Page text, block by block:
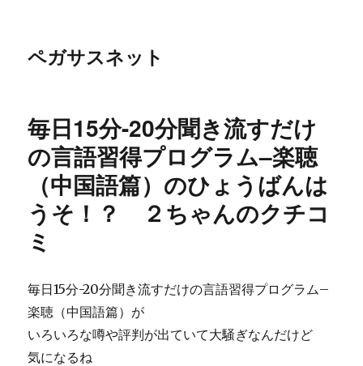
ペガサスネット
毎日15分-20分聞き流すだけ
の言語習得プログラム–楽聴
（中国語篇）のひょうばんは
うそ！？ ２ちゃんのクチコ
ミ
毎日15分-20分聞き流すだけの言語習得プログラム–
楽聴（中国語篇）が
いろいろな噂や評判が出ていて大騒ぎなんだけど
気になるね